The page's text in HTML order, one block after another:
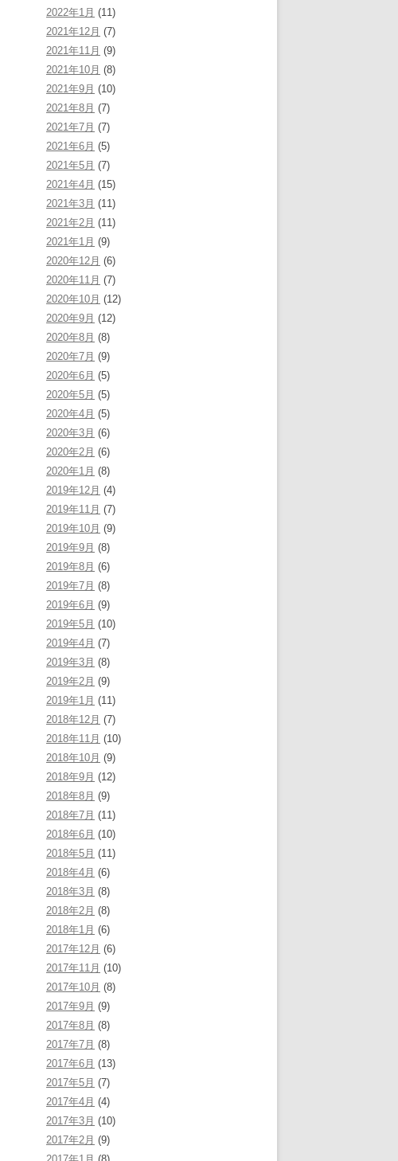
2022年1月 (11)
2021年12月 (7)
2021年11月 (9)
2021年10月 (8)
2021年9月 (10)
2021年8月 (7)
2021年7月 (7)
2021年6月 (5)
2021年5月 (7)
2021年4月 (15)
2021年3月 (11)
2021年2月 (11)
2021年1月 (9)
2020年12月 (6)
2020年11月 (7)
2020年10月 (12)
2020年9月 (12)
2020年8月 (8)
2020年7月 (9)
2020年6月 (5)
2020年5月 (5)
2020年4月 (5)
2020年3月 (6)
2020年2月 (6)
2020年1月 (8)
2019年12月 (4)
2019年11月 (7)
2019年10月 (9)
2019年9月 (8)
2019年8月 (6)
2019年7月 (8)
2019年6月 (9)
2019年5月 (10)
2019年4月 (7)
2019年3月 (8)
2019年2月 (9)
2019年1月 (11)
2018年12月 (7)
2018年11月 (10)
2018年10月 (9)
2018年9月 (12)
2018年8月 (9)
2018年7月 (11)
2018年6月 (10)
2018年5月 (11)
2018年4月 (6)
2018年3月 (8)
2018年2月 (8)
2018年1月 (6)
2017年12月 (6)
2017年11月 (10)
2017年10月 (8)
2017年9月 (9)
2017年8月 (8)
2017年7月 (8)
2017年6月 (13)
2017年5月 (7)
2017年4月 (4)
2017年3月 (10)
2017年2月 (9)